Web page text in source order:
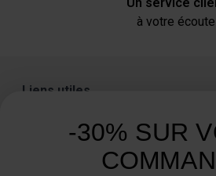
à votre écoute
Liens utiles
-30% SUR